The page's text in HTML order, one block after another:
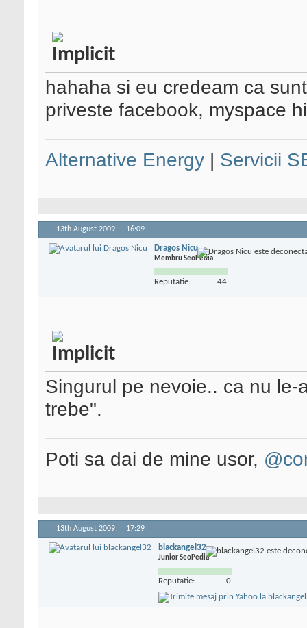
hahaha si eu credeam ca
priveste facebook, myspace
Alternative Energy | Servicii
13th August 2009, 16:09
Dragos Nicu
Membru SeoPedia
Reputatie: 44
Singurul pe nevoie.. ca nu
trebe".
Poti sa dai de mine usor,
13th August 2009, 17:29
blackangel32
Junior SeoPedia
Reputatie: 0